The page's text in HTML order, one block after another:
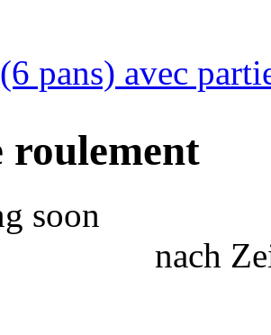
pans) avec
roulement
nach